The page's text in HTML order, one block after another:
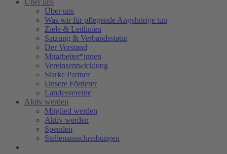
Über uns
Über uns
Was wir für pflegende Angehörige tun
Ziele & Leitlinien
Satzung & Verbandsstatut
Der Vorstand
Mitarbeiter*innen
Vereinsentwicklung
Starke Partner
Unsere Förderer
Landesvereine
Aktiv werden
Mitglied werden
Aktiv werden
Spenden
Stellenausschreibungen